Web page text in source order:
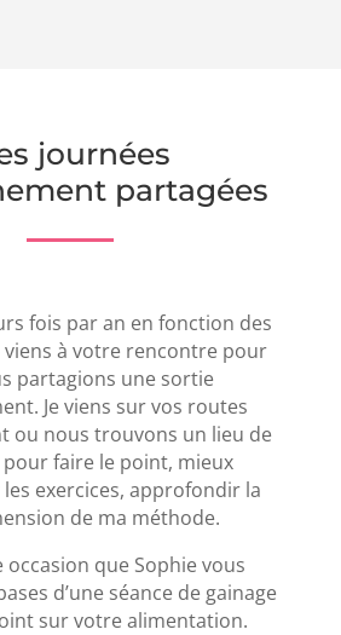
journées
partagées
fois par an en fonction des
viens à votre rencontre pour
partagions une sortie
Je viens sur vos routes
ou nous trouvons un lieu de
faire le point, mieux
exercices, approfondir la
de ma méthode.
occasion que Sophie vous
d’une séance de gainage
sur votre alimentation.